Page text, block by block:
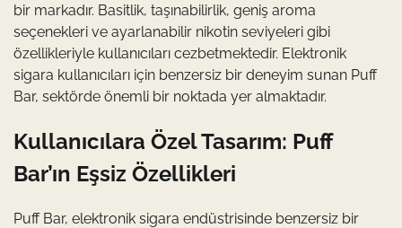
bir markadır. Basitlik, taşınabilirlik, geniş aroma
seçenekleri ve ayarlanabilir nikotin seviyeleri gibi
özellikleriyle kullanıcıları cezbetmektedir. Elektronik
sigara kullanıcıları için benzersiz bir deneyim sunan Puff
Bar, sektörde önemli bir noktada yer almaktadır.
Kullanıcılara Özel Tasarım: Puff
Bar’ın Eşsiz Özellikleri
Puff Bar, elektronik sigara endüstrisinde benzersiz bir